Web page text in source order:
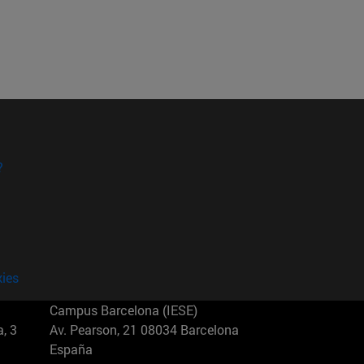
3
Campus Barcelona (IESE)
Av. Pearson, 21 08034 Barcelona
España